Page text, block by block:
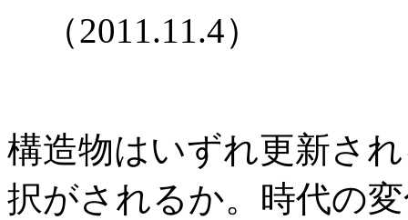
（2011.11.4）
構造物はいずれ更新さ
択がされるか。時代の